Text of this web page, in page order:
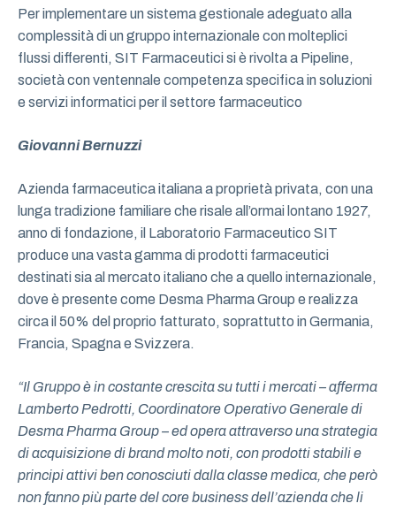
Per implementare un sistema gestionale adeguato alla
complessità di un gruppo internazionale con molteplici
flussi differenti, SIT Farmaceutici si è rivolta a Pipeline,
società con ventennale competenza specifica in soluzioni
e servizi informatici per il settore farmaceutico
Giovanni Bernuzzi
Azienda farmaceutica italiana a proprietà privata, con una
lunga tradizione familiare che risale all’ormai lontano 1927,
anno di fondazione, il Laboratorio Farmaceutico SIT
produce una vasta gamma di prodotti farmaceutici
destinati sia al mercato italiano che a quello internazionale,
dove è presente come Desma Pharma Group e realizza
circa il 50% del proprio fatturato, soprattutto in Germania,
Francia, Spagna e Svizzera.
“Il Gruppo è in costante crescita su tutti i mercati – afferma
Lamberto Pedrotti, Coordinatore Operativo Generale di
Desma Pharma Group – ed opera attraverso una strategia
di acquisizione di brand molto noti, con prodotti stabili e
principi attivi ben conosciuti dalla classe medica, che però
non fanno più parte del core business dell’azienda che li